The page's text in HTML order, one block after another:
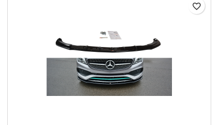
favorite_border